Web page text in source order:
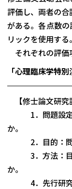
評価し、両者の
がある。各点数
リックを使用する。
それぞれの評価
「心理臨床学特
【修士論文研究
1．問題設定：
か。
2．目的：問題
3．方法：目的
か。
4．先行研究：